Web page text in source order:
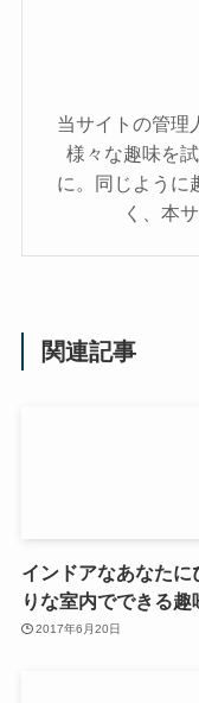
当サイトの管理
様々な趣味を
に。同じように
く、本
関連記事
インドアなあなたに
りな室内でできる趣
2017年6月20日